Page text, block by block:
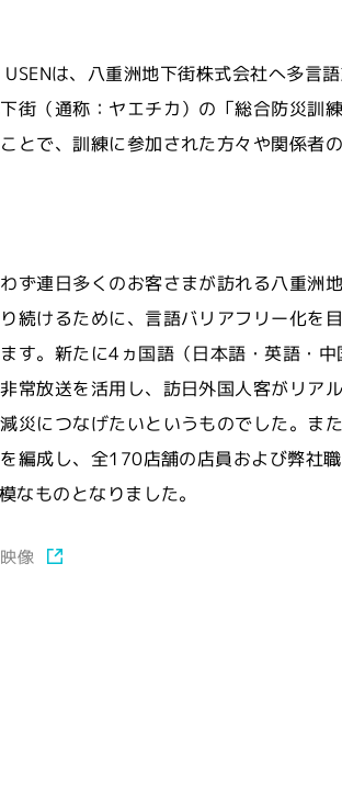
USENは、八重洲地下街株式会社へ多
街（通称：ヤエチカ）の「総合防災
とで、訓練に参加された方々や関係
ず連日多くのお客さまが訪れる八重洲
続けるために、言語バリアフリー化を
す。新たに4ヵ国語（日本語・英語・中
常放送を活用し、訪日外国人客がリア
災につなげたいというものでした。また
編成し、全170店舗の店員および弊社職
ものとなりました。
像